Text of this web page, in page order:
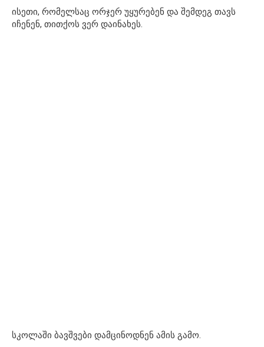
ისეთი, რომელსაც ორჯერ უყურებენ და შემდეგ თავს
იჩენენ, თითქოს ვერ დაინახეს.
სკოლაში ბავშვები დამცინოდნენ ამის გამო.